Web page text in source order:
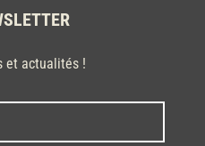
et actualités !
Nom